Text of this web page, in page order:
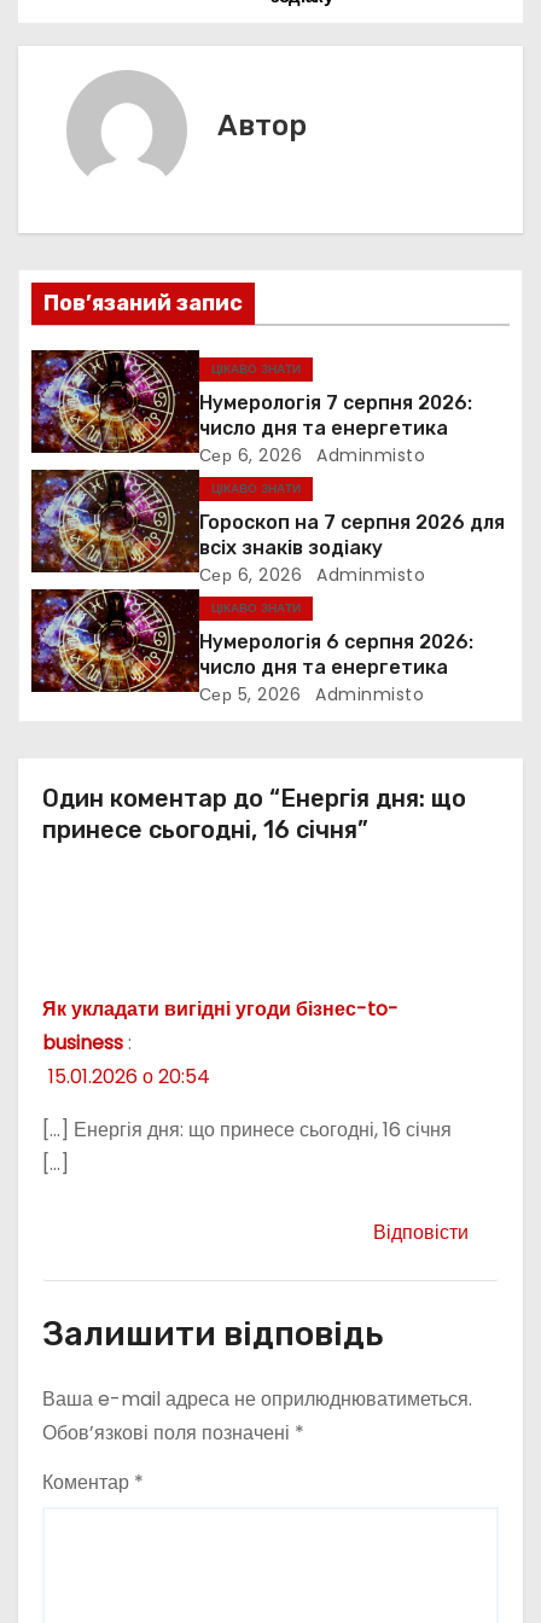
o
k
p g
s т
с
ц
і
я
з
а
п
и
с
і
Автор
Пов’язаний запис
ЦІКАВО ЗНАТИ
Нумерологія 7 серпня 2026:
число дня та енергетика
Сер 6, 2026 Adminmisto
ЦІКАВО ЗНАТИ
Гороскоп на 7 серпня 2026 для
всіх знаків зодіаку
Сер 6, 2026 Adminmisto
ЦІКАВО ЗНАТИ
Нумерологія 6 серпня 2026:
число дня та енергетика
Сер 5, 2026 Adminmisto
Один коментар до “Енергія дня: що
принесе сьогодні, 16 січня”
Як укладати вигідні угоди бізнес-to-
business:
15.01.2026 о 20:54
[…] Енергія дня: що принесе сьогодні, 16 січня
[…]
Відповісти
Залишити відповідь
Ваша e-mail адреса не оприлюднюватиметься.
Обов’язкові поля позначені *
Коментар *